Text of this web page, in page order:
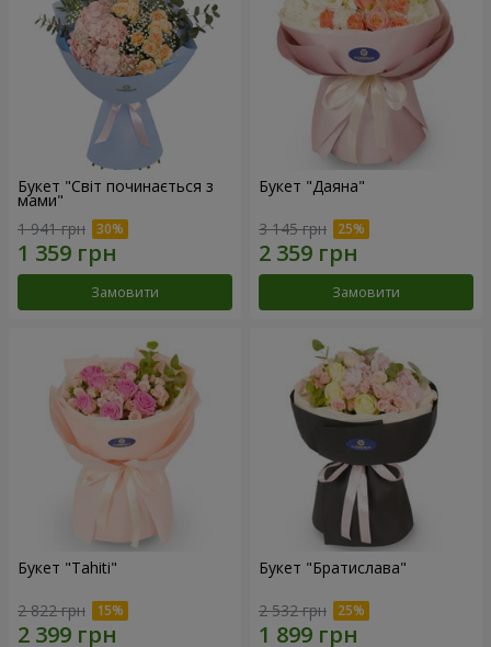
Букет "Світ починається з
мами"
1 941 грн
Замовити
Букет "Даяна"
3 145 грн
Замовити
Букет "Tahiti"
2 822 грн
Букет "Братислава"
2 532 грн